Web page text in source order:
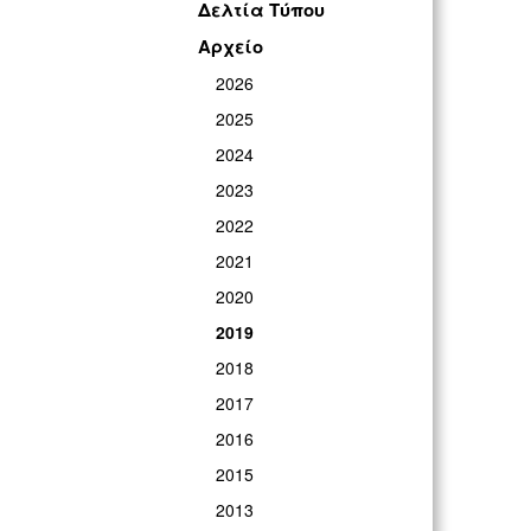
Δελτία Τύπου
Αρχείο
2026
2025
2024
2023
2022
2021
2020
2019
2018
2017
2016
2015
2013